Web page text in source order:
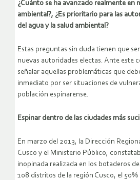
¿Cuánto se ha avanzado realmente en
ambiental?, ¿Es prioritario para las
del agua y la salud ambiental?
Estas preguntas sin duda tienen que
nuevas autoridades electas. Ante este
señalar aquellas problemáticas que
inmediato por ser situaciones de
población espinarense.
Espinar dentro de las ciudades más
En marzo del 2013, la Dirección
Cusco y el Ministerio Público,
inopinada realizada en los botaderos
108 distritos de la región Cusco, el 50%